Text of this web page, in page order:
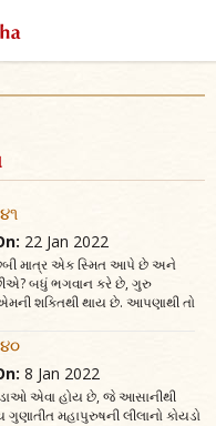
22 Jan 2022
માત્ર એક સ્મિત આપે છે અને
બધું ભગવાન કરે છે, ગુરુ
શક્તિથી થાય છે. આપણાથી તો
8 Jan 2022
એવા હોય છે, જે આસાનીથી
મહાપુરુષની લીલાનો કોયડો